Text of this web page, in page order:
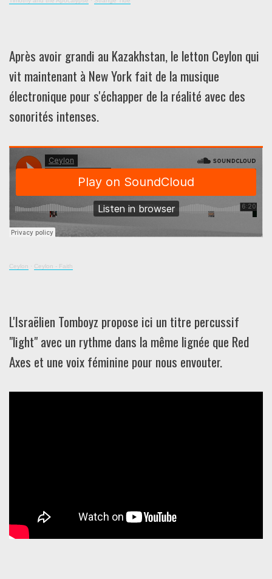
Après avoir grandi au Kazakhstan, le letton Ceylon qui
vit maintenant à New York fait de la musique
électronique pour s'échapper de la réalité avec des
sonorités intenses.
Ceylon · Ceylon - Faith
L'Israëlien Tomboyz propose ici un titre percussif
"light" avec un rythme dans la même lignée que Red
Axes et une voix féminine pour nous envouter.